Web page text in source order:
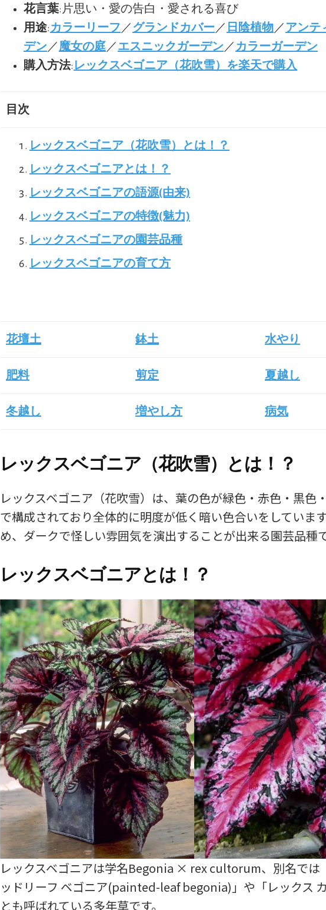
花言葉:片思い・愛の告白・愛される喜び
用途: カラーリーフ ／ グランドカバー ／ 日陰植物 ／ アンテ
デン ／ 魔女の庭 ／ エスニックガーデン ／ カラーガーデン
購入方法: レックスベゴニア（花吹雪）を楽天で購入
目次
レックスベゴニア（花吹雪）とは！？
レックスベゴニアとは！？
レックスベゴニアの語源(由来)
レックスベゴニアの特徴(魅力)
レックスベゴニアの園芸品種
レックスベゴニアの育て方
花壇土 鉢土 水やり
肥料 剪定 夏越し
冬越し 増やし方 病気
レックスベゴニア（花吹雪）とは！？
レックスベゴニア（花吹雪）は、葉の色が緑色・赤色・黒色
で構成されており全体的に明度が低く暗い色合いをしていま
め、ダークで怪しい雰囲気を演出することが出来る園芸品種で
レックスベゴニアとは！？
レックスベゴニアは学名Begonia × rex cultorum、別名では
ッドリーフ ベゴニア(painted-leaf begonia)」や「レックス カ
とも呼ばれている多年草です。